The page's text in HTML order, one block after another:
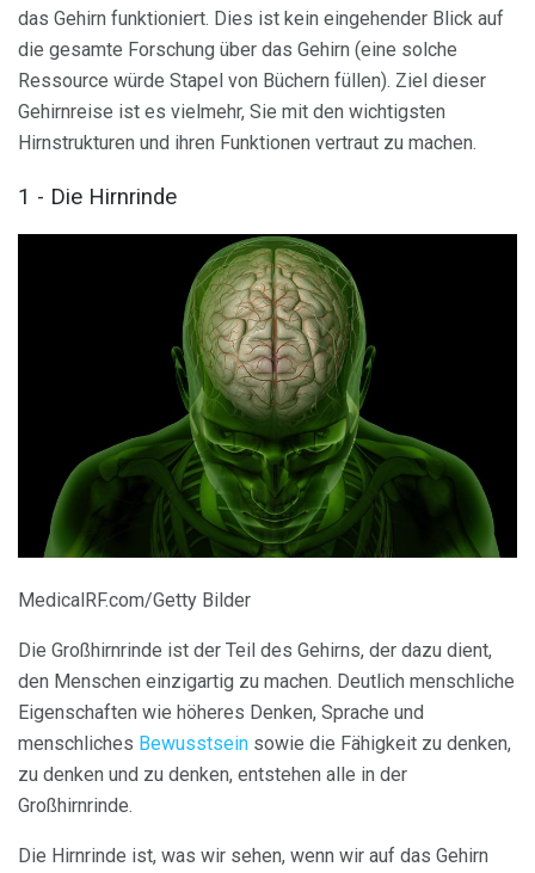
das Gehirn funktioniert. Dies ist kein eingehender Blick auf
die gesamte Forschung über das Gehirn (eine solche
Ressource würde Stapel von Büchern füllen). Ziel dieser
Gehirnreise ist es vielmehr, Sie mit den wichtigsten
Hirnstrukturen und ihren Funktionen vertraut zu machen.
1 - Die Hirnrinde
MedicalRF.com/Getty Bilder
Die Großhirnrinde ist der Teil des Gehirns, der dazu dient,
den Menschen einzigartig zu machen. Deutlich menschliche
Eigenschaften wie höheres Denken, Sprache und
menschliches Bewusstsein sowie die Fähigkeit zu denken,
zu denken und zu denken, entstehen alle in der
Großhirnrinde.
Die Hirnrinde ist, was wir sehen, wenn wir auf das Gehirn